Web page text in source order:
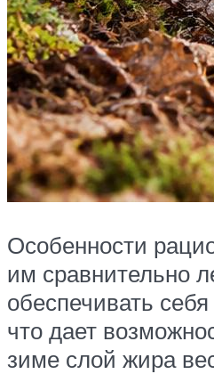
Особенности
им сравнительно
обеспечивать
что дает
зиме слой жира